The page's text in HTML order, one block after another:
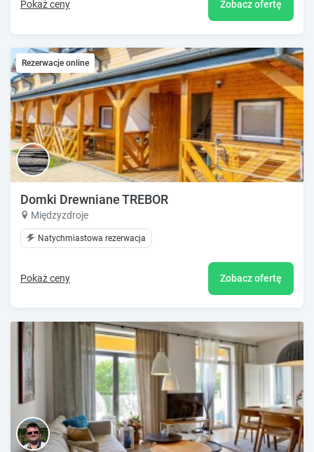
Pokaż ceny Zobacz ofertę
Rezerwacje online
Domki Drewniane TREBOR
Międzyzdroje
Natychmiastowa rezerwacja
Pokaż ceny Zobacz ofertę